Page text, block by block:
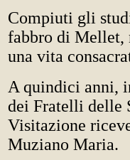
Compiuti gli
fabbro di Mellet,
una vita
A quindici anni,
dei Fratelli delle
Visitazione
Muziano Maria.